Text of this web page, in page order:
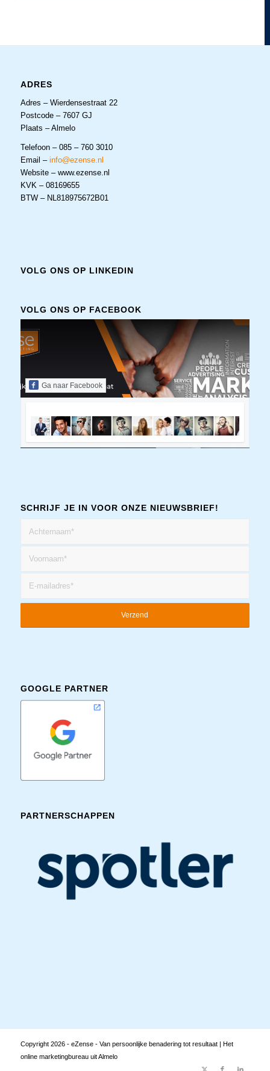
ADRES
Adres – Wierdensestraat 22
Postcode – 7607 GJ
Plaats – Almelo
Telefoon – 085 – 760 3010
Email – info@ezense.nl
Website – www.ezense.nl
KVK – 08169655
BTW – NL818975672B01
VOLG ONS OP LINKEDIN
VOLG ONS OP FACEBOOK
Ga naar Facebook
SCHRIJF JE IN VOOR ONZE NIEUWSBRIEF!
GOOGLE PARTNER
PARTNERSCHAPPEN
Copyright 2026 - eZense - Van persoonlijke benadering tot resultaat | Het
online marketingbureau uit Almelo